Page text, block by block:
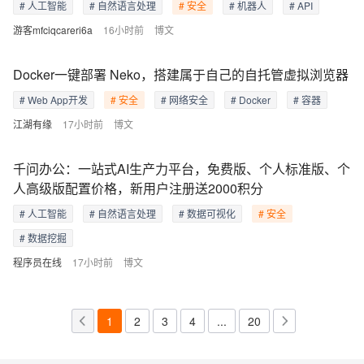
游客mfciqcareri6a 16小时前 博文
# 人工智能 # 自然语言处理 # 安全 # 机器人 # API
江湖有缘 17小时前 博文
Docker一键部署 Neko，搭建属于自己的自托管虚拟浏览器
# Web App开发 # 安全 # 网络安全 # Docker # 容器
程序员在线 17小时前 博文
千问办公：一站式AI生产力平台，免费版、个人标准版、个
人高级版配置价格，新用户注册送2000积分
# 人工智能 # 自然语言处理 # 数据可视化
# 安全
# 数据挖掘
1 2 3 4 ... 20